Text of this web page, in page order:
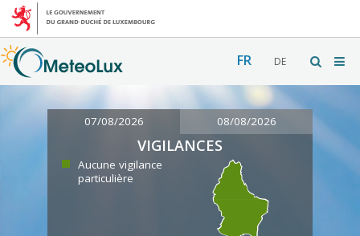
FR DE
07/08/2026 08/08/2026
VIGILANCES
Aucune vigilance
particulière